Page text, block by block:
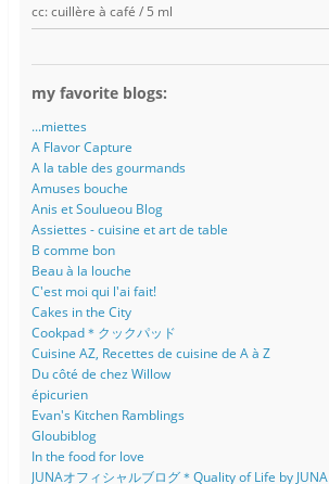
cc: cuillère à café / 5 ml
my favorite blogs:
...miettes
A Flavor Capture
A la table des gourmands
Amuses bouche
Anis et Soulueou Blog
Assiettes - cuisine et art de table
B comme bon
Beau à la louche
C'est moi qui l'ai fait!
Cakes in the City
Cookpad＊クックパッド
Cuisine AZ, Recettes de cuisine de A à Z
Du côté de chez Willow
épicurien
Evan's Kitchen Ramblings
Gloubiblog
In the food for love
JUNAオフィシャルブログ＊Quality of Life by JUNA